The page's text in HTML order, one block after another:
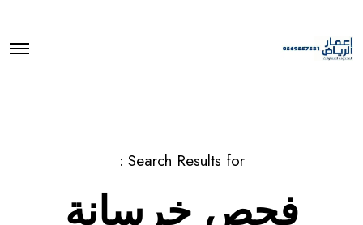
O
Search Results for :
فحص خرسانة